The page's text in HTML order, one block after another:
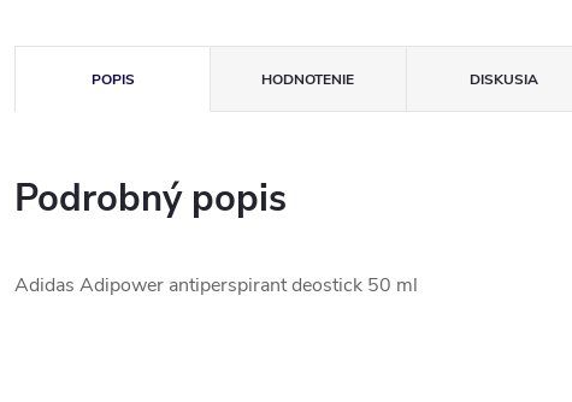
POPIS HODNOTENIE DISKUSIA
Podrobný popis
Adidas Adipower antiperspirant deostick 50 ml